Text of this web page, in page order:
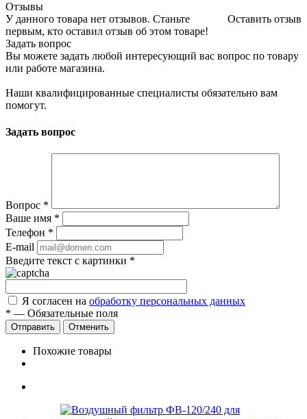
Отзывы
Оставить отзыв
У данного товара нет отзывов. Станьте
первым, кто оставил отзыв об этом товаре!
Задать вопрос
Вы можете задать любой интересующий вас вопрос по товару
или работе магазина.
Наши квалифицированные специалисты обязательно вам
помогут.
Задать вопрос
Вопрос *
Ваше имя *
Телефон *
E-mail
Введите текст с картинки *
Я согласен на обработку персональных данных
* — Обязательные поля
Отправить Отменить
Похожие товары